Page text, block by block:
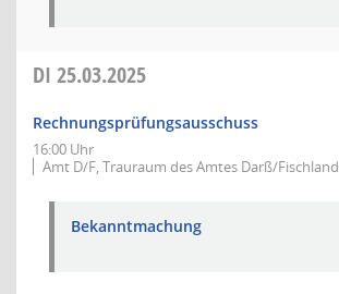
DI 25.03.2025
Rechnungsprüfungsausschuss
16:00 Uhr
Amt D/F, Trauraum des Amtes Darß/Fischland
Bekanntmachung